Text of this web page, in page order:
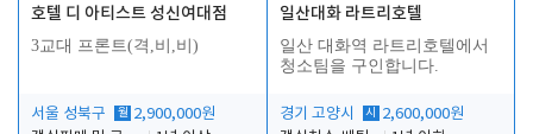
호텔 디 아티스트 성신여대점
3교대 프론트(격,비,비)
서울 성북구 월 2,900,000원
일산대화 라트리호텔
일산 대화역 라트리호텔에서
청소팀을 구인합니다.
경기 고양시 시
2,600,000원